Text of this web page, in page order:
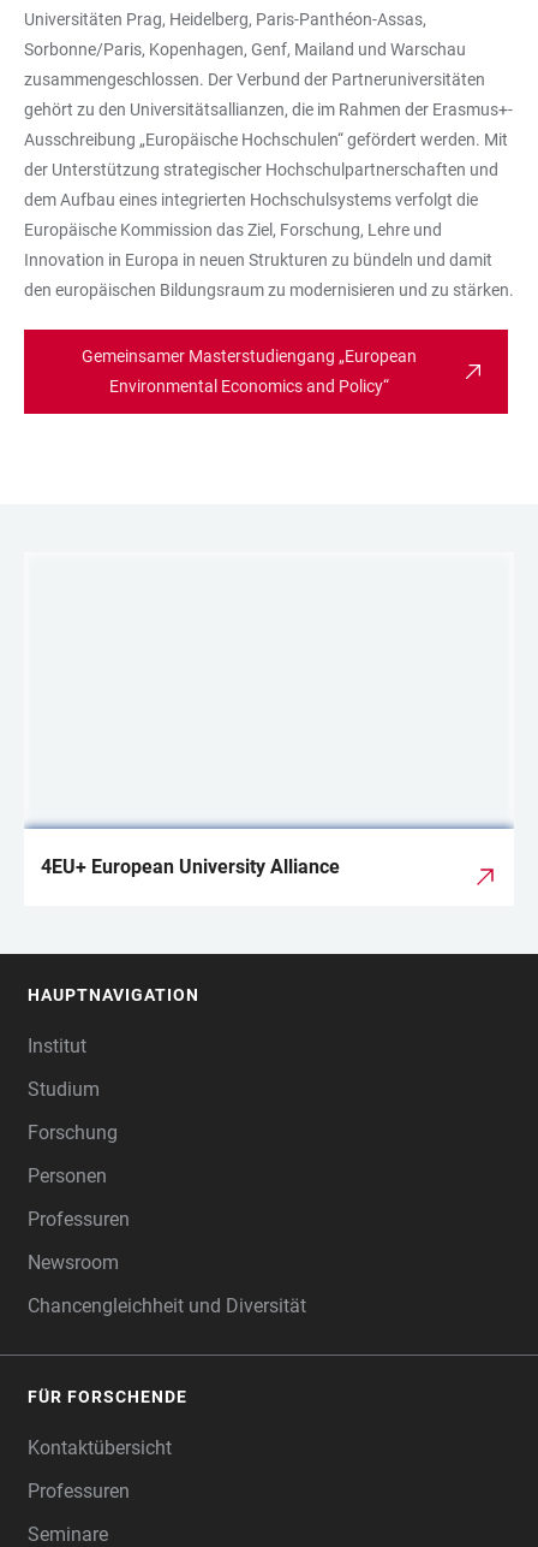
Universitäten Prag, Heidelberg, Paris-Panthéon-Assas,
Sorbonne/Paris, Kopenhagen, Genf, Mailand und Warschau
zusammengeschlossen. Der Verbund der Partneruniversitäten
gehört zu den Universitätsallianzen, die im Rahmen der Erasmus+-
Ausschreibung „Europäische Hochschulen“ gefördert werden. Mit
der Unterstützung strategischer Hochschulpartnerschaften und
dem Aufbau eines integrierten Hochschulsystems verfolgt die
Europäische Kommission das Ziel, Forschung, Lehre und
Innovation in Europa in neuen Strukturen zu bündeln und damit
den europäischen Bildungsraum zu modernisieren und zu stärken.
Gemeinsamer Masterstudiengang „European
Environmental Economics and Policy“
4EU+ European University Alliance
HAUPTNAVIGATION
Institut
Studium
Forschung
Personen
Professuren
Newsroom
Chancengleichheit und Diversität
FÜR FORSCHENDE
Kontaktübersicht
Professuren
Seminare